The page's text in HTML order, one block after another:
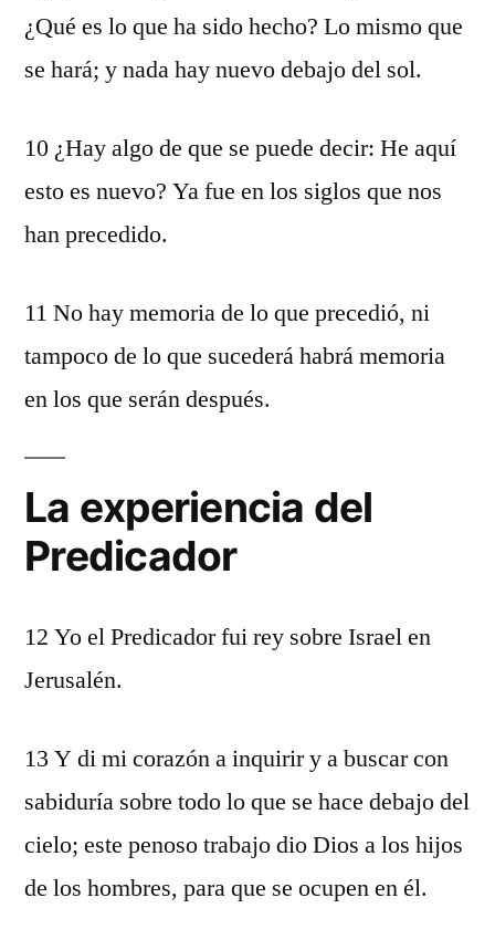
¿Qué es lo que ha sido hecho? Lo mismo que
se hará; y nada hay nuevo debajo del sol.
10 ¿Hay algo de que se puede decir: He aquí
esto es nuevo? Ya fue en los siglos que nos
han precedido.
11 No hay memoria de lo que precedió, ni
tampoco de lo que sucederá habrá memoria
en los que serán después.
La experiencia del
Predicador
12 Yo el Predicador fui rey sobre Israel en
Jerusalén.
13 Y di mi corazón a inquirir y a buscar con
sabiduría sobre todo lo que se hace debajo del
cielo; este penoso trabajo dio Dios a los hijos
de los hombres, para que se ocupen en él.